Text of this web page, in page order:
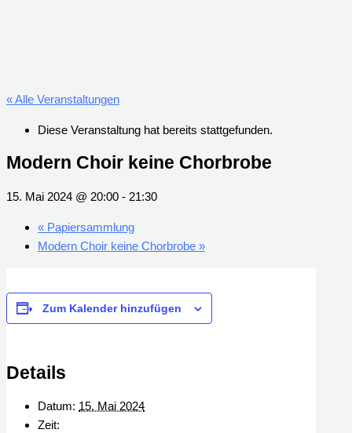
« Alle Veranstaltungen
Diese Veranstaltung hat bereits stattgefunden.
Modern Choir keine Chorbrobe
15. Mai 2024 @ 20:00 - 21:30
« Papiersammlung
Modern Choir keine Chorbrobe »
Zum Kalender hinzufügen
Details
Datum: 15. Mai 2024
Zeit: